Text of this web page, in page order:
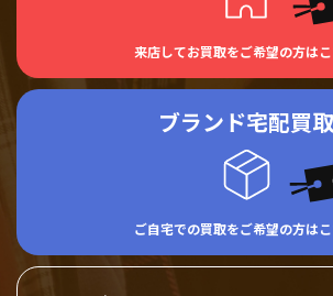
来店してお買取をご希望の方は
ブランド宅配買取
ご自宅での買取をご希望の方は